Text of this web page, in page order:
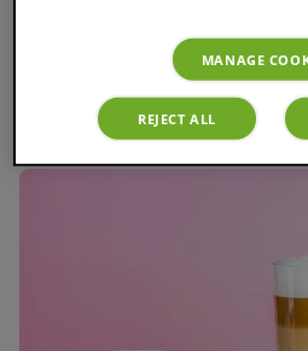
Le guide ultime des T Discs
variétés et les meilleures
MANAGE
REJECT ALL